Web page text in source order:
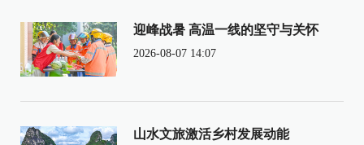
迎峰战暑 高温一线的坚守与关怀
2026-08-07 14:07
山水文旅激活乡村发展动能